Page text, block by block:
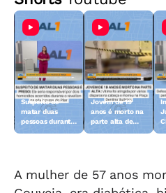
Suspeito de
matar duas
pessoas durante
Jovem de 19
anos é morto na
parte alta de
A mulher de 57 anos